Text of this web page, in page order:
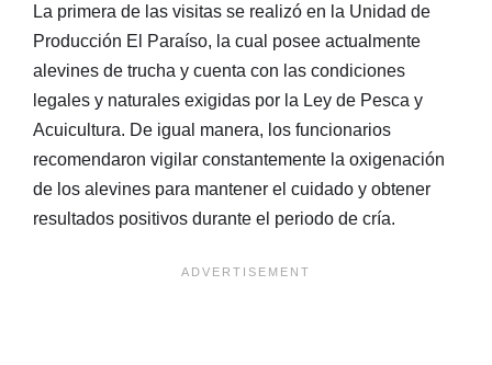
La primera de las visitas se realizó en la Unidad de
Producción El Paraíso, la cual posee actualmente
alevines de trucha y cuenta con las condiciones
legales y naturales exigidas por la Ley de Pesca y
Acuicultura. De igual manera, los funcionarios
recomendaron vigilar constantemente la oxigenación
de los alevines para mantener el cuidado y obtener
resultados positivos durante el periodo de cría.